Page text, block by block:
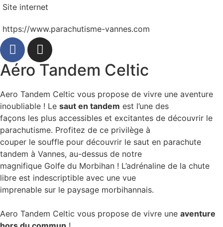
Site internet
https://www.parachutisme-vannes.com
Aéro Tandem Celtic
Aero Tandem Celtic vous propose de vivre une aventure
inoubliable ! Le saut en tandem est l’une des
façons les plus accessibles et excitantes de découvrir le
parachutisme. Profitez de ce privilège à
couper le souffle pour découvrir le saut en parachute
tandem à Vannes, au-dessus de notre
magnifique Golfe du Morbihan ! L’adrénaline de la chute
libre est indescriptible avec une vue
imprenable sur le paysage morbihannais.
Aero Tandem Celtic vous propose de vivre une aventure